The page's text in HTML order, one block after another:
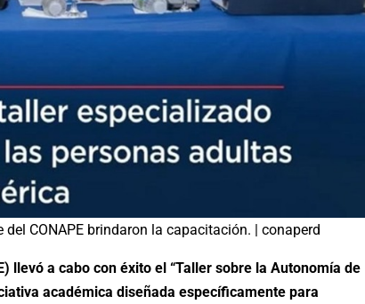
CONAPE brindaron la capacitación. | conaperd
llevó a cabo con éxito el “Taller sobre la Autonomía de
académica diseñada específicamente para